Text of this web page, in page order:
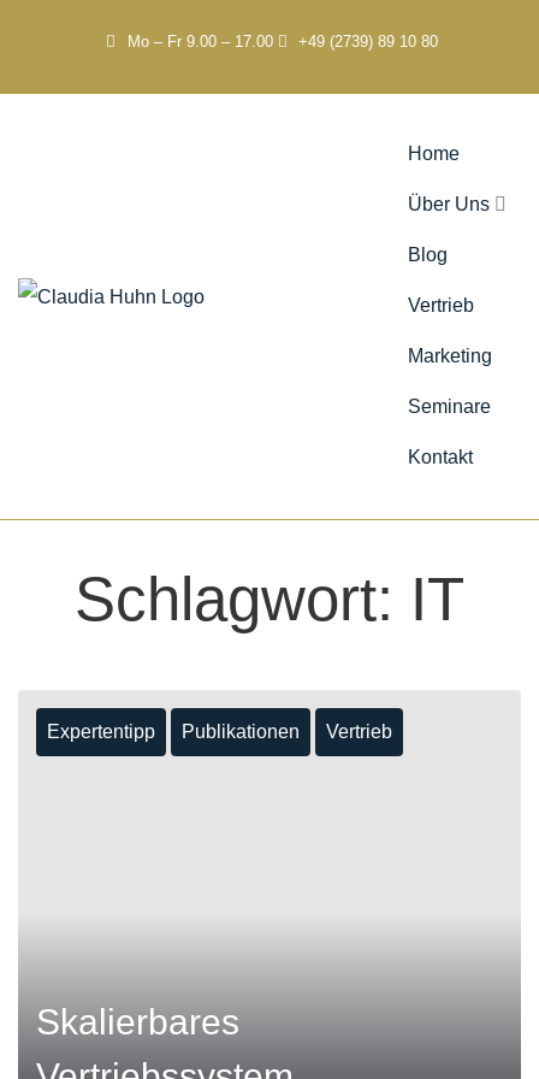
Mo – Fr 9.00 – 17.00 +49 (2739) 89 10 80
Home
Über Uns
Blog
Vertrieb
Marketing
Seminare
Kontakt
Schlagwort: IT
Expertentipp Publikationen Vertrieb
Skalierbares